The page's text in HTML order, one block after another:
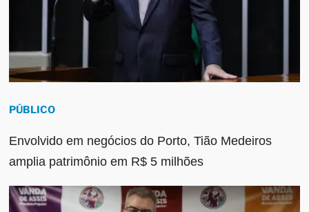
PÚBLICO
Envolvido em negócios do Porto, Tião Medeiros
amplia patrimônio em R$ 5 milhões